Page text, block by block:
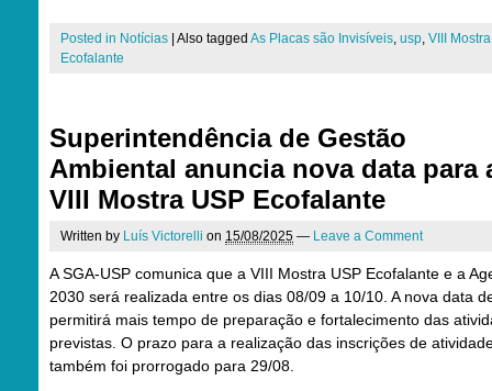
Posted in Notícias Also tagged As Placas são Invisíveis, usp, VIII Mostra
Ecofalante
Superintendência de Gestão
Ambiental anuncia nova data para
VIII Mostra USP Ecofalante
Written by Luís Victorelli on 15/08/2025 — Leave a Comment
A SGA-USP comunica que a VIII Mostra USP Ecofalante e a
2030 será realizada entre os dias 08/09 a 10/10. A nova data
permitirá mais tempo de preparação e fortalecimento das
previstas. O prazo para a realização das inscrições de
também foi prorrogado para 29/08.